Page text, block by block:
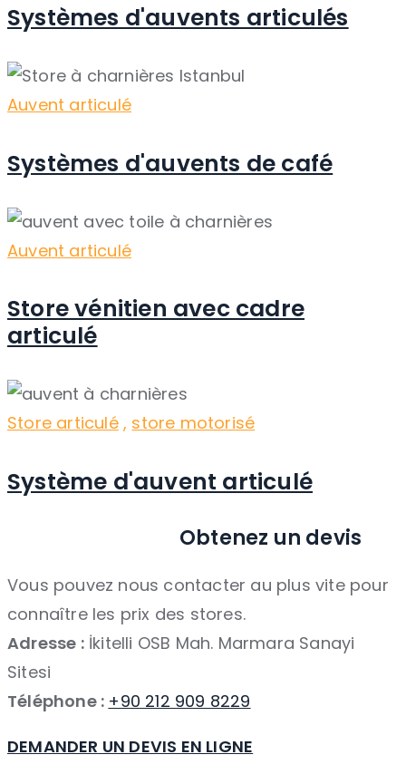
Systèmes d'auvents articulés
Auvent articulé
Systèmes d'auvents de café
Auvent articulé
Store vénitien avec cadre
articulé
Store articulé, store motorisé
Système d'auvent articulé
Obtenez un devis
Vous pouvez nous contacter au plus vite pour
connaître les prix des stores.
Adresse :İkitelli OSB Mah. Marmara Sanayi
Sitesi
Téléphone : +90 212 909 8229
DEMANDER UN DEVIS EN LIGNE